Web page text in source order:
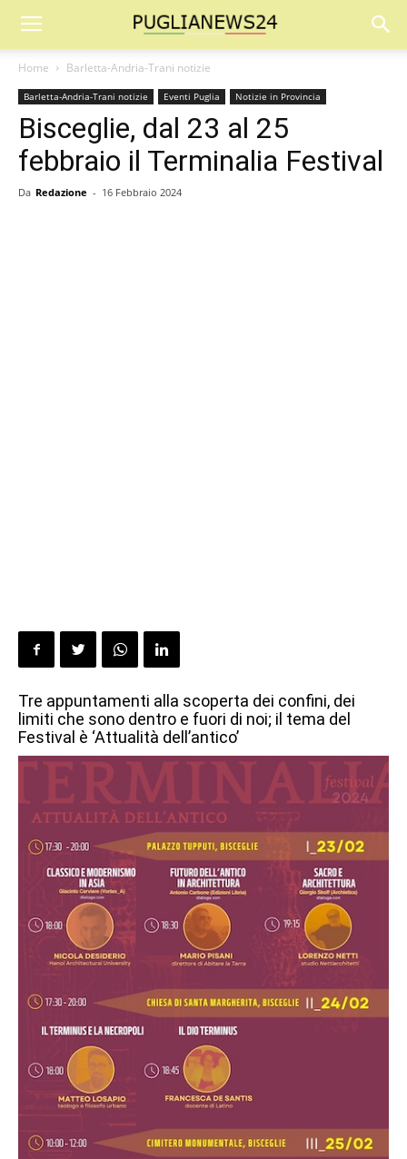
Home Barletta-Andria-Trani notizie
Barletta-Andria-Trani notizie Eventi Puglia Notizie in Provincia
Bisceglie, dal 23 al 25
febbraio il Terminalia Festival
Da Redazione - 16 Febbraio 2024
Tre appuntamenti alla scoperta dei confini, dei
limiti che sono dentro e fuori di noi; il tema del
Festival è ‘Attualità dell’antico’